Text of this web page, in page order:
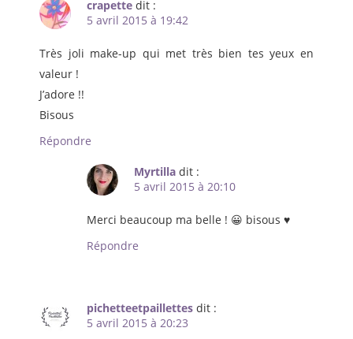
crapette dit :
5 avril 2015 à 19:42
Très joli make-up qui met très bien tes yeux en
valeur !
J’adore !!
Bisous
Répondre
Myrtilla dit :
5 avril 2015 à 20:10
Merci beaucoup ma belle ! 😀 bisous ♥
Répondre
pichetteetpaillettes dit :
5 avril 2015 à 20:23